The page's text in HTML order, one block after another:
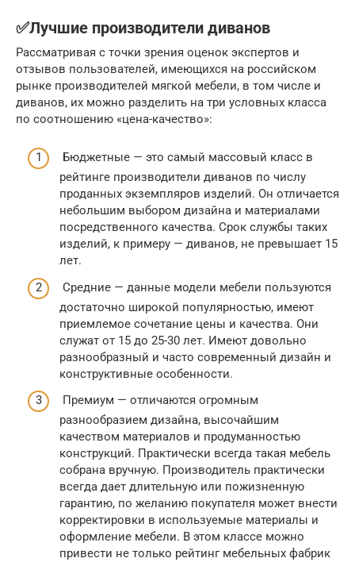
✅Лучшие производители диванов
Рассматривая с точки зрения оценок экспертов и
отзывов пользователей, имеющихся на российском
рынке производителей мягкой мебели, в том числе и
диванов, их можно разделить на три условных класса
по соотношению «цена-качество»:
Бюджетные — это самый массовый класс в
рейтинге производители диванов по числу
проданных экземпляров изделий. Он отличается
небольшим выбором дизайна и материалами
посредственного качества. Срок службы таких
изделий, к примеру — диванов, не превышает 15
лет.
Средние — данные модели мебели пользуются
достаточно широкой популярностью, имеют
приемлемое сочетание цены и качества. Они
служат от 15 до 25-30 лет. Имеют довольно
разнообразный и часто современный дизайн и
конструктивные особенности.
Премиум — отличаются огромным
разнообразием дизайна, высочайшим
качеством материалов и продуманностью
конструкций. Практически всегда такая мебель
собрана вручную. Производитель практически
всегда дает длительную или пожизненную
гарантию, по желанию покупателя может внести
корректировки в используемые материалы и
оформление мебели. В этом классе можно
привести не только рейтинг мебельных фабрик